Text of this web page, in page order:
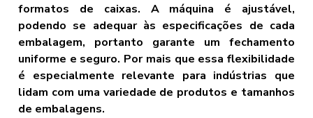
formatos de caixas. A máquina é ajustável,
podendo se adequar às especificações de cada
embalagem, portanto garante um fechamento
uniforme e seguro. Por mais que essa flexibilidade
é especialmente relevante para indústrias que
lidam com uma variedade de produtos e tamanhos
de embalagens.